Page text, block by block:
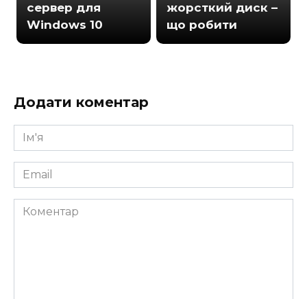
сервер для
Windows 10
жорсткий диск –
що робити
Додати коментар
Ім'я
*
Email
*
Коментар